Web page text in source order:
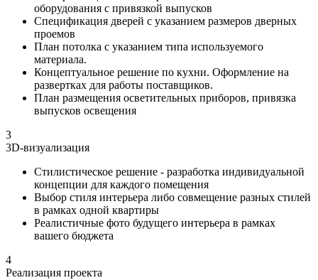
оборудования с привязкой выпусков
Спецификация дверей с указанием размеров дверных
проемов
План потолка с указанием типа используемого
материала.
Концептуальное решение по кухни. Оформление на
развертках для работы поставщиков.
План размещения осветительных приборов, привязка
выпусков освещения
3
3D-визуализация
Стилистическое решение - разработка индивидуальной
концепции для каждого помещения
Выбор стиля интерьера либо совмещение разных стилей
в рамках одной квартиры
Реалистичные фото будущего интерьера в рамках
вашего бюджета
4
Реализация проекта